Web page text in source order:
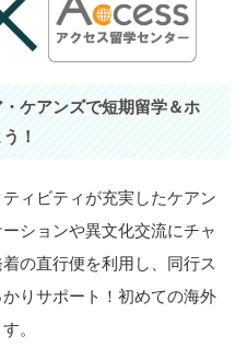
ケアンズで短期留学＆ホ
！
ィビティが充実したケアン
ションや異文化交流にチャ
の直行便を利用し、同行ス
りサポート！初めての海外
。